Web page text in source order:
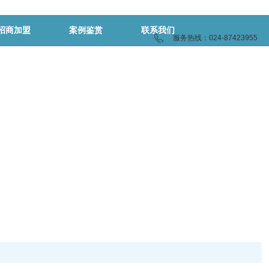
服务热线：024-87423955
商加盟 案例鉴赏 联系我们